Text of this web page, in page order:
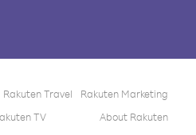
Rakuten Travel
Rakuten Marketing
TV About Rakuten